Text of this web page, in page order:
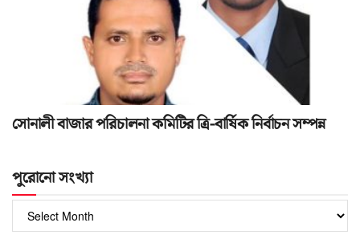
সোনালী বাজার পরিচালনা কমিটির ত্রি-বার্ষিক নির্বাচন সম্পন্ন
পুরোনো সংখ্যা
পুরোনো
সংখ্যা